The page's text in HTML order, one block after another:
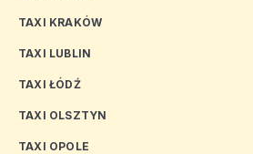
TAXI KRAKÓW
TAXI LUBLIN
TAXI ŁÓDŹ
TAXI OLSZTYN
TAXI OPOLE